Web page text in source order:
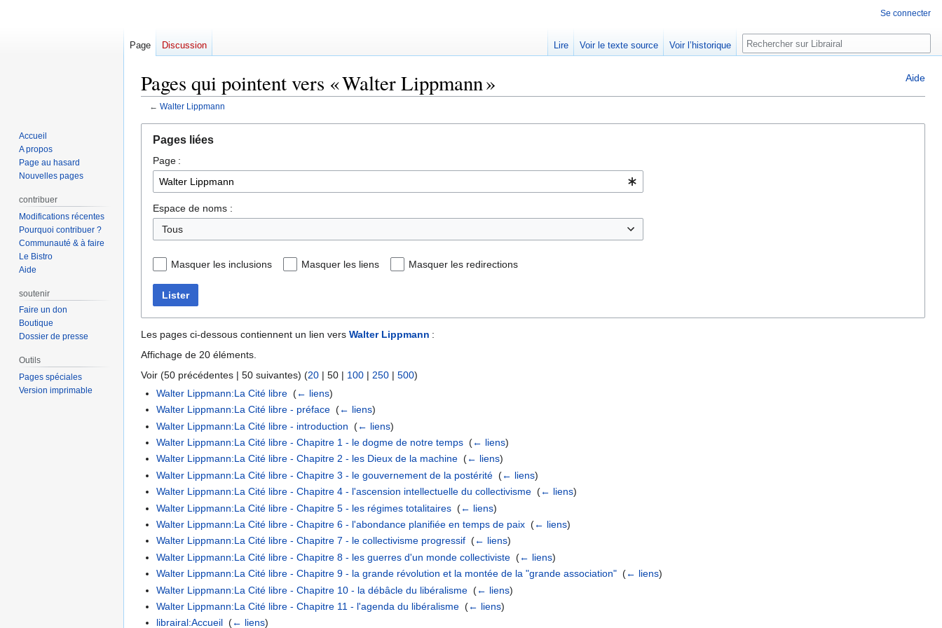
Aide
Pages qui pointent vers « Walter Lippmann »
← Walter Lippmann
navigation
recherche
Pages liées
Page :
Espace de noms :
Tous
Masquer les inclusions Masquer les liens Masquer les redirections
Lister
Les pages ci-dessous contiennent un lien vers Walter Lippmann :
Affichage de 20 éléments.
Voir (50 précédentes | 50 suivantes) (20 | 50 | 100 | 250 | 500)
Walter Lippmann:La Cité libre ‎(← liens)
Walter Lippmann:La Cité libre - préface ‎(← liens)
Walter Lippmann:La Cité libre - introduction ‎(← liens)
Walter Lippmann:La Cité libre - Chapitre 1 - le dogme de notre temps ‎(← liens)
Walter Lippmann:La Cité libre - Chapitre 2 - les Dieux de la machine ‎(← liens)
Walter Lippmann:La Cité libre - Chapitre 3 - le gouvernement de la postérité ‎(← liens)
Walter Lippmann:La Cité libre - Chapitre 4 - l'ascension intellectuelle du collectivisme ‎(← liens)
Walter Lippmann:La Cité libre - Chapitre 5 - les régimes totalitaires ‎(← liens)
Walter Lippmann:La Cité libre - Chapitre 6 - l'abondance planifiée en temps de paix ‎(← liens)
Walter Lippmann:La Cité libre - Chapitre 7 - le collectivisme progressif ‎(← liens)
Walter Lippmann:La Cité libre - Chapitre 8 - les guerres d'un monde collectiviste ‎(← liens)
Walter Lippmann:La Cité libre - Chapitre 9 - la grande révolution et la montée de la "grande association" ‎(← liens)
Walter Lippmann:La Cité libre - Chapitre 10 - la débâcle du libéralisme ‎(← liens)
Walter Lippmann:La Cité libre - Chapitre 11 - l'agenda du libéralisme ‎(← liens)
librairal:Accueil ‎(← liens)
Se connecter
Page Discussion Lire Voir le texte source Voir l’historique Rechercher
Accueil
A propos
Page au hasard
Nouvelles pages
contribuer
Modifications récentes
Pourquoi contribuer ?
Communauté & à faire
Le Bistro
Aide
soutenir
Faire un don
Boutique
Dossier de presse
Outils
Pages spéciales
Version imprimable